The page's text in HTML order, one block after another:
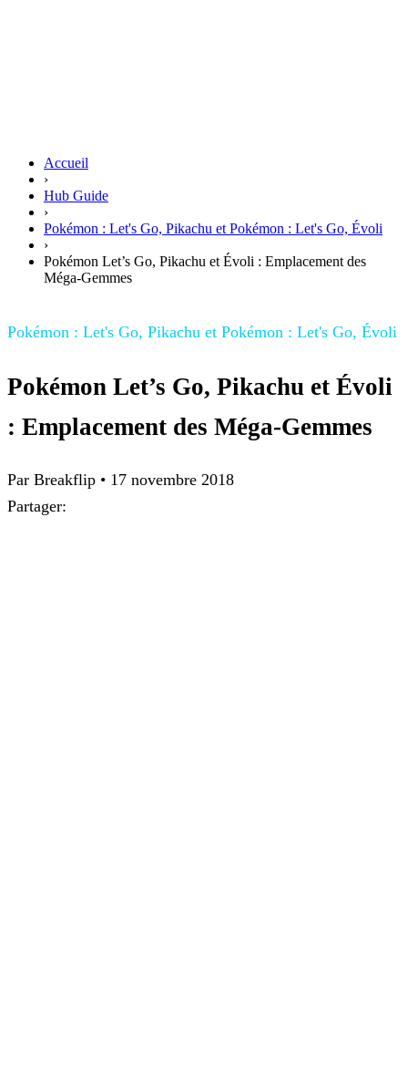
Accueil
›
Hub Guide
›
Pokémon : Let's Go, Pikachu et Pokémon : Let's Go, Évoli
›
Pokémon Let’s Go, Pikachu et Évoli : Emplacement des
Méga-Gemmes
Pokémon : Let's Go, Pikachu et Pokémon : Let's Go, Évoli
Pokémon Let’s Go, Pikachu et Évoli
: Emplacement des Méga-Gemmes
Par Breakflip • 17 novembre 2018
Partager: